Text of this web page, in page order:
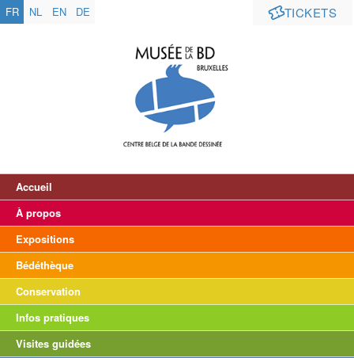
TICKETS
FR NL EN DE
Accueil
À propos
Expositions
Bédéthèque
Conservation
Infos pratiques
Visites guidées